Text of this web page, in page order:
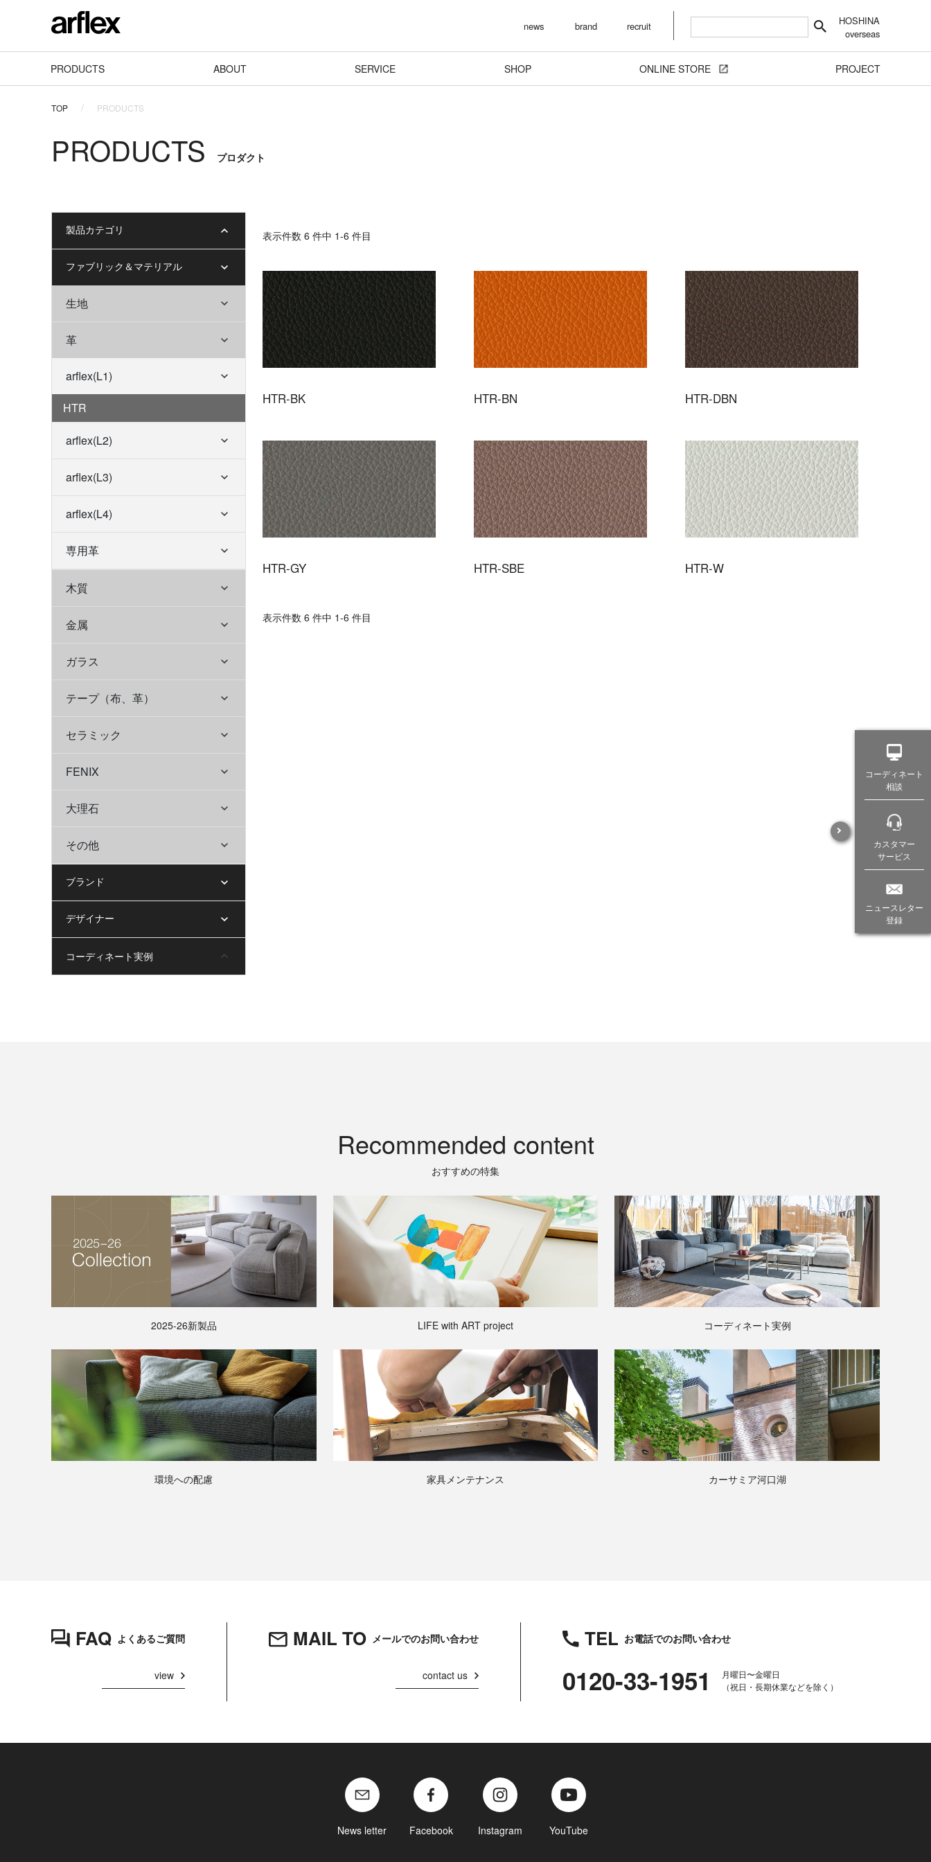
news brand recruit
HOSHINA
overseas
PRODUCTS ABOUT SERVICE SHOP ONLINE STORE PROJECT
TOP PRODUCTS
PRODUCTS プロダクト
製品カテゴリ
ファブリック＆マテリアル
生地
革
arflex(L1)
HTR
arflex(L2)
arflex(L3)
arflex(L4)
専用革
木質
金属
ガラス
テープ（布、革）
セラミック
FENIX
大理石
その他
ブランド
デザイナー
コーディネート実例
表⽰件数 6 件中 1-6 件目
HTR-BK HTR-BN HTR-DBN
HTR-GY HTR-SBE HTR-W
表⽰件数 6 件中 1-6 件目
Recommended content
おすすめの特集
2025-26新製品 LIFE with ART project コーディネート実例
環境への配慮 家具メンテナンス カーサミア河口湖
FAQ よくあるご質問
view
MAIL TO メールでのお問い合わせ
contact us
TEL お電話でのお問い合わせ
0120-33-1951
月曜日〜金曜日
（祝日・長期休業などを除く）
News letter Facebook Instagram YouTube
コーディネート
相談
カスタマー
サービス
ニュースレター
登録